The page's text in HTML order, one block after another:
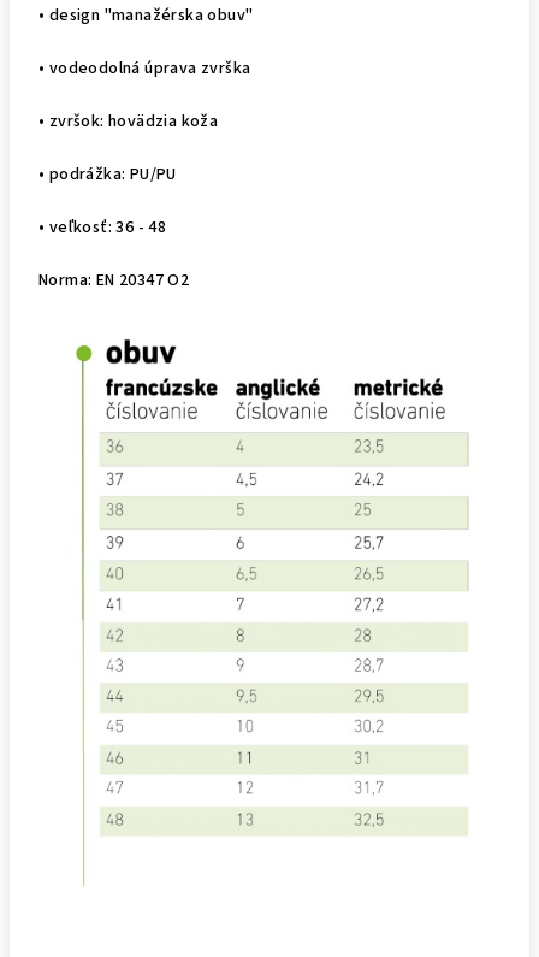
• design "manažérska obuv"
• vodeodolná úprava zvrška
• zvršok: hovädzia koža
• podrážka: PU/PU
• veľkosť: 36 - 48
Norma: EN 20347 O2